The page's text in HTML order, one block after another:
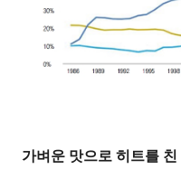
가벼운 맛으로 히트를 친